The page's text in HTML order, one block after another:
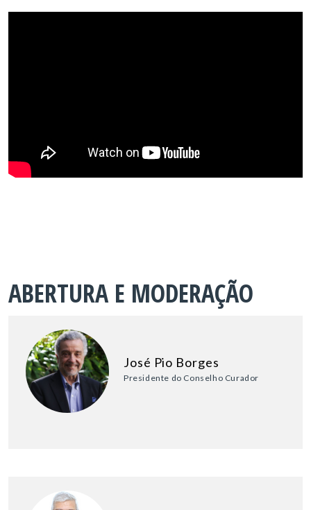
ABERTURA E MODERAÇÃO
José Pio Borges
Presidente do Conselho Curador